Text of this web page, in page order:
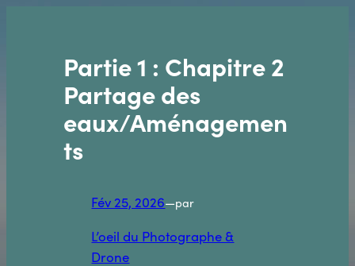
Partie 1 : Chapitre 2
Partage des
eaux/Aménagemen
ts
Fév 25, 2026—par
L’oeil du Photographe &
Drone